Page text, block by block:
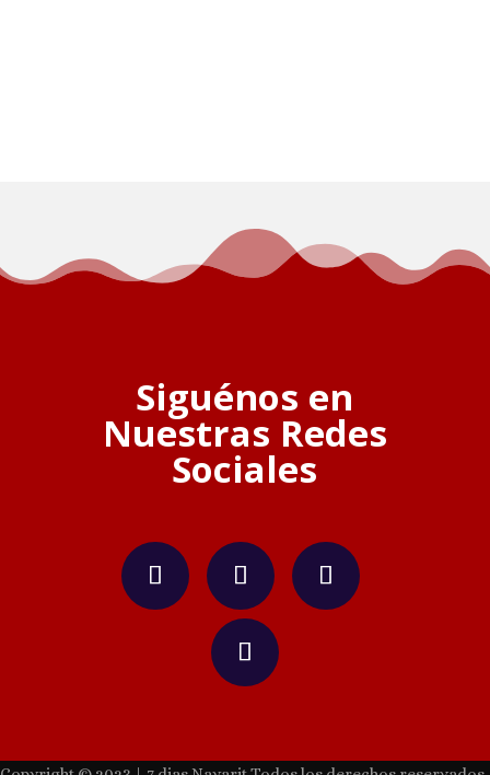
Siguénos en
Nuestras Redes
Sociales